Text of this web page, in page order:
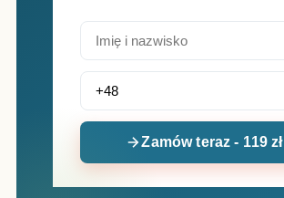
Zamów teraz - 119 zł